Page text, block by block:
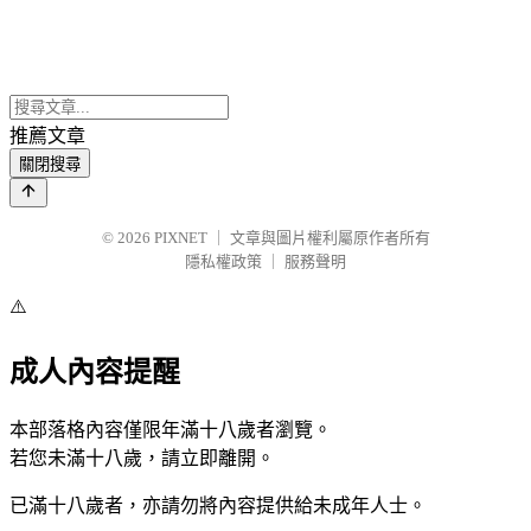
推薦文章
關閉搜尋
© 2026 PIXNET
文章與圖片權利屬原作者所有
隱私權政策
服務聲明
⚠️
成人內容提醒
本部落格內容僅限年滿十八歲者瀏覽。
若您未滿十八歲，請立即離開。
已滿十八歲者，亦請勿將內容提供給未成年人士。